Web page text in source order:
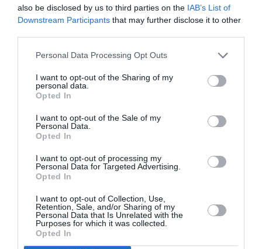
also be disclosed by us to third parties on the IAB’s List of
Downstream Participants that may further disclose it to other
Personal Data Processing Opt Outs
I want to opt-out of the Sharing of my
personal data.
Opted In
I want to opt-out of the Sale of my
Personal Data.
Opted In
I want to opt-out of processing my
Personal Data for Targeted Advertising.
Opted In
I want to opt-out of Collection, Use,
Retention, Sale, and/or Sharing of my
Personal Data that Is Unrelated with the
Purposes for which it was collected.
Opted In
décollage
LAISSER UN COMMENTAIRE
FAIRE UN DON
Appel aux lecteurs !
Soutenez Air Journal participez
à son